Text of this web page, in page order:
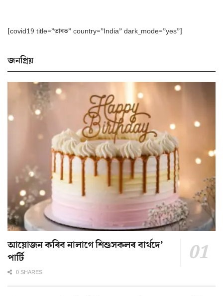
[covid19 title=”ভাৰত” country=”India” dark_mode=”yes”]
জনপ্ৰিয়
আয়োজন কৰিব নালাগে শিশুসকলৰ বাৰ্থদে’
পাৰ্টি
0 SHARES